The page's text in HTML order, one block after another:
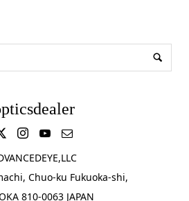
Chuo-ku Fukuoka-shi,
810-0063 JAPAN